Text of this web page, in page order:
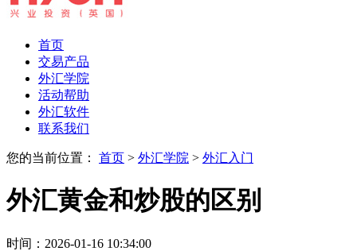
首页
交易产品
外汇学院
活动帮助
外汇软件
联系我们
您的当前位置： 首页 > 外汇学院 > 外汇入门
外汇黄金和炒股的区别
时间：2026-01-16 10:34:00